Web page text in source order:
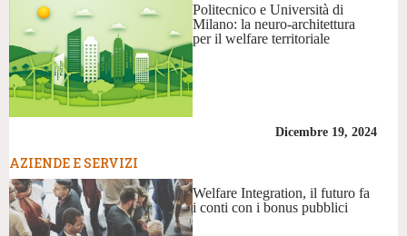
Politecnico e Università di
Milano: la neuro-architettura
per il welfare territoriale
Dicembre 19, 2024
AZIENDE E SERVIZI
Welfare Integration, il futuro fa
i conti con i bonus pubblici